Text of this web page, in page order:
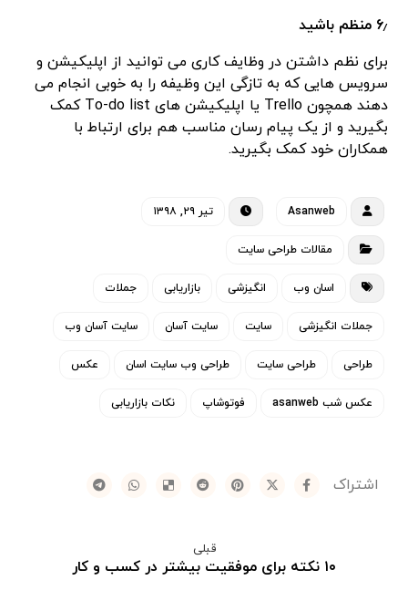
۶٫ منظم باشید
برای نظم داشتن در وظایف کاری می توانید از اپلیکیشن و
سرویس هایی که به تازگی این وظیفه را به خوبی انجام می
دهند همچون Trello یا اپلیکیشن های To-do list کمک
بگیرید و از یک پیام رسان مناسب هم برای ارتباط با
همکاران خود کمک بگیرید.
Asanweb تیر ۲۹, ۱۳۹۸
مقالات طراحی سایت
اسان وب انگیزشی بازاریابی جملات
جملات انگیزشی سایت سایت آسان سایت آسان وب
طراحی طراحی سایت طراحی وب سایت اسان عکس
عکس شب asanweb فوتوشاپ نکات بازاریابی
قبلی
۱۰ نکته برای موفقیت بیشتر در کسب و کار